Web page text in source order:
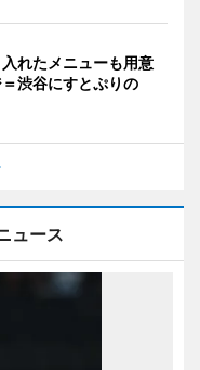
れたメニューも用意
渋谷にすとぷりの
ュース